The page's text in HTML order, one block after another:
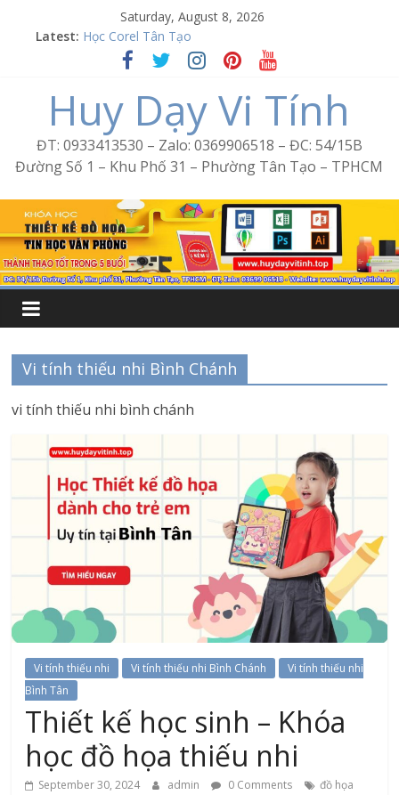
Saturday, August 8, 2026
Latest:
Word Bình Trị Đông – Tin học văn phòng cấp tốc
Học Corel Tân Tạo
Cách tạo USB Boot bằng Ventoy
Excel Bình Trị Đông – Vi tính văn phòng cấp tốc
Huy Dạy Vi Tính
ĐT: 0933413530 – Zalo: 0369906518 – ĐC: 54/15B
Đường Số 1 – Khu Phố 31 – Phường Tân Tạo – TPHCM
Vi tính thiếu nhi Bình Chánh
vi tính thiếu nhi bình chánh
Vi tính thiếu nhi Vi tính thiếu nhi Bình Chánh
Vi tính thiếu nhi
Bình Tân
Thiết kế học sinh – Khóa
học đồ họa thiếu nhi
September 30, 2024 admin 0 Comments
đồ họa